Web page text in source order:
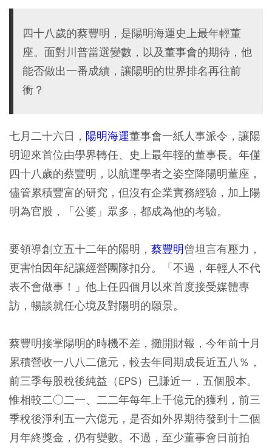
四十八歲的蔡豐明，是陽明海運史上最年輕董
座。面對川普當選變數，以及董事會的期待，他
能否做出一番成績，讓陽明的世界排名再往前
衝？
七月二十六日， 陽明海運董事會一紙人事派令，讓陽
明迎來首位由學界轉任、史上最年輕的董事長。年僅
四十八歲的蔡豐明，以航運學者之姿空降陽明董座，
儘管累積豐富的研究，但沒有企業實務經驗，加上陽
明為官股，「公婆」眾多，都成為他的考驗。
要領導創立五十二年的陽明， 蔡豐明曾坦言有壓力，
更害怕因年紀讓經營團隊扣分。「不過，年輕人不代
表不會做事！」他上任四個月以來首度接受媒體專
訪，暢談就任心境及對陽明的願景。
蔡豐明接掌陽明的時機不差，攤開財報，今年前十月
累積營收一八八二億元，較去年同期成長近五八％，
前三季每股稅後純益（EPS）已賺近一．五個股本。
惟相較二○二一、二二年每年上千億元的獲利，前三
季稅後淨利五一六億元，是否如外界期待發到十二個
月年終獎金，仍有變數。不過，至少董事會日前拍